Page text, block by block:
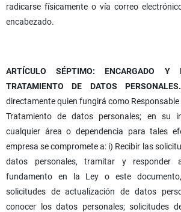
radicarse físicamente o vía correo
encabezado.
ARTÍCULO SÉPTIMO: ENCARGADO Y
TRATAMIENTO DE DATOS PERSONALES.
directamente quien fungirá como Responsable
Tratamiento de datos personales; en su
cualquier área o dependencia para tales
empresa se compromete a: i) Recibir las
datos personales, tramitar y responder
fundamento en la Ley o este
solicitudes de actualización de datos
conocer los datos personales; solicitudes